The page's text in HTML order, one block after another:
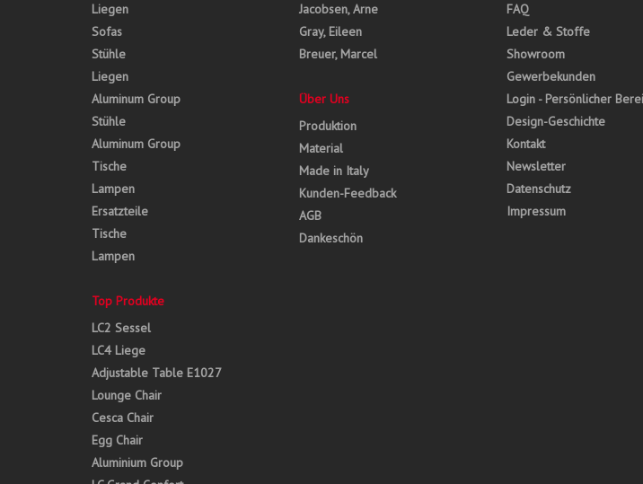
Liegen
Sofas
Stühle
Liegen
Aluminum Group
Stühle
Aluminum Group
Tische
Lampen
Ersatzteile
Tische
Lampen
Top Produkte
LC2 Sessel
LC4 Liege
Adjustable Table E1027
Lounge Chair
Cesca Chair
Egg Chair
Aluminium Group
Jacobsen, Arne
Gray, Eileen
Breuer, Marcel
Über Uns
Produktion
Material
Made in Italy
Kunden-Feedback
AGB
Dankeschön
FAQ
Leder & Stoffe
Showroom
Gewerbekunden
Login - Persönlicher
Design-Geschichte
Kontakt
Newsletter
Datenschutz
Impressum